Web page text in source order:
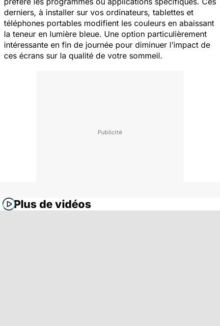
derniers, à installer sur vos ordinateurs, tablettes et
téléphones portables modifient les couleurs en abaissant
la teneur en lumière bleue. Une option particulièrement
intéressante en fin de journée pour diminuer l’impact de
ces écrans sur la qualité de votre sommeil.
Plus de vidéos